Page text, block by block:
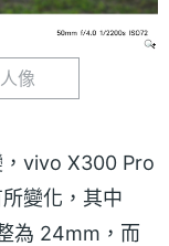
像
，vivo X300 Pro
變化，其中
為 24mm，而